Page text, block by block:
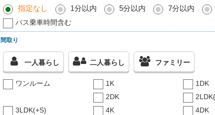
指定なし 1分以内 5分以内 7分以内
バス乗車時間含む
間取り
一人暮らし 二人暮らし ファミリー
ワンルーム 1K 1DK
2DK
3LDK(+S)
4K 4DK